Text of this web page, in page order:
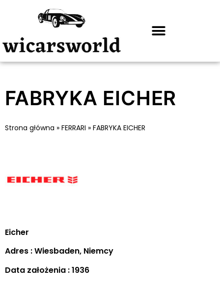
FABRYKA EICHER
Strona główna » FERRARI » FABRYKA EICHER
Eicher
Adres : Wiesbaden, Niemcy
Data założenia : 1936